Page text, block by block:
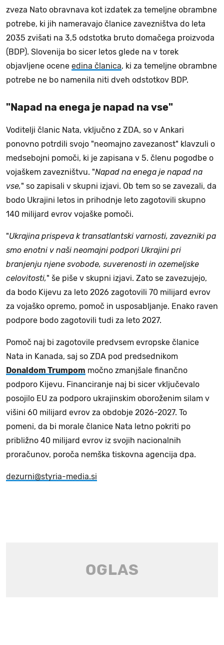
zveza Nato obravnava kot izdatek za temeljne obrambne
potrebe, ki jih nameravajo članice zavezništva do leta
2035 zvišati na 3,5 odstotka bruto domačega proizvoda
(BDP). Slovenija bo sicer letos glede na v torek
objavljene ocene edina članica, ki za temeljne obrambne
potrebe ne bo namenila niti dveh odstotkov BDP.
"Napad na enega je napad na vse"
Voditelji članic Nata, vključno z ZDA, so v Ankari
ponovno potrdili svojo "neomajno zavezanost" klavzuli o
medsebojni pomoči, ki je zapisana v 5. členu pogodbe o
vojaškem zavezništvu. "Napad na enega je napad na
vse," so zapisali v skupni izjavi. Ob tem so se zavezali, da
bodo Ukrajini letos in prihodnje leto zagotovili skupno
140 milijard evrov vojaške pomoči.
"Ukrajina prispeva k transatlantski varnosti, zavezniki pa
smo enotni v naši neomajni podpori Ukrajini pri
branjenju njene svobode, suverenosti in ozemeljske
celovitosti," še piše v skupni izjavi. Zato se zavezujejo,
da bodo Kijevu za leto 2026 zagotovili 70 milijard evrov
za vojaško opremo, pomoč in usposabljanje. Enako raven
podpore bodo zagotovili tudi za leto 2027.
Pomoč naj bi zagotovile predvsem evropske članice
Nata in Kanada, saj so ZDA pod predsednikom
Donaldom Trumpom močno zmanjšale finančno
podporo Kijevu. Financiranje naj bi sicer vključevalo
posojilo EU za podporo ukrajinskim oboroženim silam v
višini 60 milijard evrov za obdobje 2026-2027. To
pomeni, da bi morale članice Nata letno pokriti po
približno 40 milijard evrov iz svojih nacionalnih
proračunov, poroča nemška tiskovna agencija dpa.
dezurni@styria-media.si